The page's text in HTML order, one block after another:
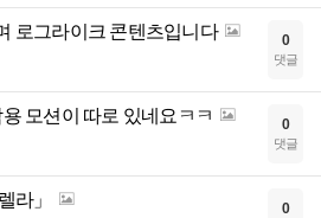
로그라이크 콘텐츠입니다 0
댓글
모션이 따로 있네요ㅋㅋ 0
댓글
라」 0